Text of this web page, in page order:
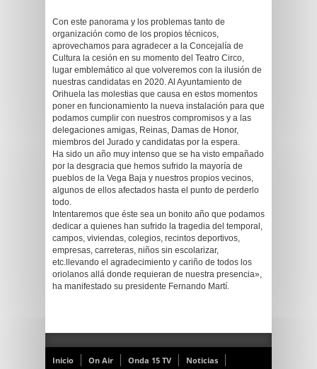
Con este panorama y los problemas tanto de
organización como de los propios técnicos,
aprovechamos para agradecer a la Concejalía de
Cultura la cesión en su momento del Teatro Circo,
lugar emblemático al que volveremos con la ilusión de
nuestras candidatas en 2020. Al Ayuntamiento de
Orihuela las molestias que causa en estos momentos
poner en funcionamiento la nueva instalación para que
podamos cumplir con nuestros compromisos y a las
delegaciones amigas, Reinas, Damas de Honor,
miembros del Jurado y candidatas por la espera.
Ha sido un año muy intenso que se ha visto empañado
por la desgracia que hemos sufrido la mayoría de
pueblos de la Vega Baja y nuestros propios vecinos,
algunos de ellos afectados hasta el punto de perderlo
todo.
Intentaremos que éste sea un bonito año que podamos
dedicar a quienes han sufrido la tragedia del temporal,
campos, viviendas, colegios, recintos deportivos,
empresas, carreteras, niños sin escolarizar,
etc.llevando el agradecimiento y cariño de todos los
oriolanos allá donde requieran de nuestra presencia»,
ha manifestado su presidente Fernando Martí.
Inicio On Air Onda 15 TV Noticias